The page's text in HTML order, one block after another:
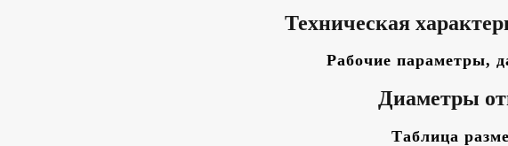
Техническая
Рабочие параметры,
Диаметры
Таблица